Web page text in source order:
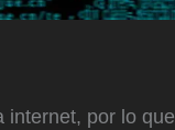
internet, por lo que